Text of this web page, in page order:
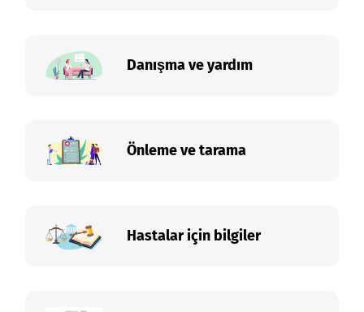
Danışma ve yardım
Önleme ve tarama
Hastalar için bilgiler